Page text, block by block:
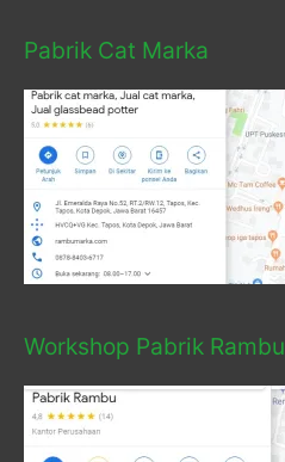
Pabrik Cat Marka
Workshop Pabrik Rambu